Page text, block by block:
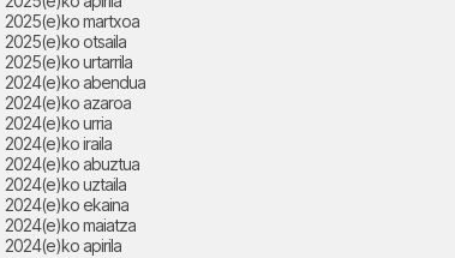
2025(e)ko martxoa
2025(e)ko otsaila
2025(e)ko urtarrila
2024(e)ko abendua
2024(e)ko azaroa
2024(e)ko urria
2024(e)ko iraila
2024(e)ko abuztua
2024(e)ko uztaila
2024(e)ko ekaina
2024(e)ko maiatza
2024(e)ko apirila